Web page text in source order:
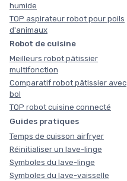
humide
TOP aspirateur robot pour poils
d'animaux
Robot de cuisine
Meilleurs robot pâtissier
multifonction
Comparatif robot pâtissier avec
bol
TOP robot cuisine connecté
Guides pratiques
Temps de cuisson airfryer
Réinitialiser un lave-linge
Symboles du lave-linge
Symboles du lave-vaisselle